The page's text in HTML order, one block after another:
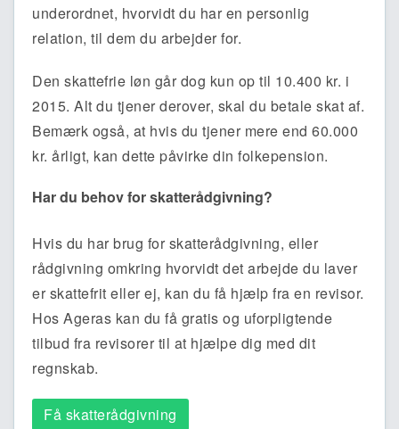
underordnet, hvorvidt du har en personlig
relation, til dem du arbejder for.
Den skattefrie løn går dog kun op til 10.400 kr. i
2015. Alt du tjener derover, skal du betale skat af.
Bemærk også, at hvis du tjener mere end 60.000
kr. årligt, kan dette påvirke din folkepension.
Har du behov for skatterådgivning?
Hvis du har brug for skatterådgivning, eller
rådgivning omkring hvorvidt det arbejde du laver
er skattefrit eller ej, kan du få hjælp fra en revisor.
Hos Ageras kan du få gratis og uforpligtende
tilbud fra revisorer til at hjælpe dig med dit
regnskab.
Få skatterådgivning